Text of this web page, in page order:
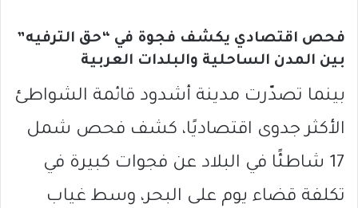
فحص اقتصادي يكشف فجوة في “حق الترفيه”
بين المدن الساحلية والبلدات العربية
بينما تصدّرت مدينة أشدود قائمة الشواطئ
الأكثر جدوى اقتصاديًا، كشف فحص شمل
17 شاطئًا في البلاد عن فجوات كبيرة في
تكلفة قضاء يوم على البحر، وسط غياب